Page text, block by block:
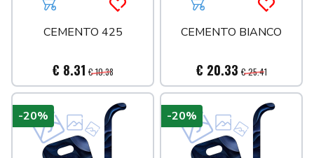
Aggiungi al carrelloAcquista più tardi
CEMENTO 425
€ 8.31 € 10.38
Aggiungi al carrello
CEMENTO BIANCO
€ 20.33 € 25.41
-20% -20%